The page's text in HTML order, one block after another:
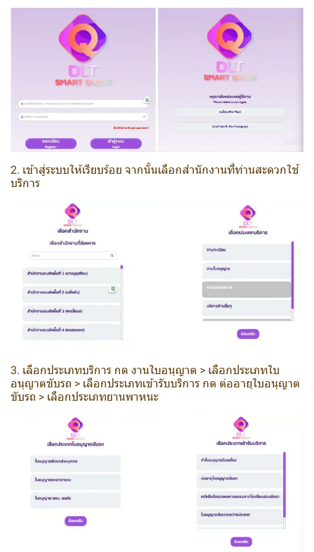
2. เข้าสู่ระบบให้เรียบร้อย จากนั้นเลือกสำนักงานที่ท่านสะดวกใช้
บริการ
3. เลือกประเภทบริการ กด งานใบอนุญาต > เลือกประเภทใบ
อนุญาตขับรถ > เลือกประเภทเข้ารับบริการ กด ต่ออายุใบอนุญาต
ขับรถ > เลือกประเภทยานพาหนะ